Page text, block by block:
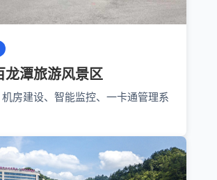
龙潭旅游风景区
房建设、智能监控、一卡通管理系